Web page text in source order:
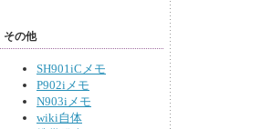
その他
SH901iCメモ
P902iメモ
N903iメモ
wiki自体